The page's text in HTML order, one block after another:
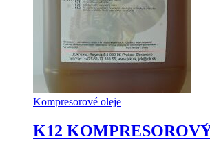
Kompresorové oleje
K12